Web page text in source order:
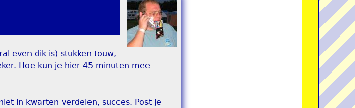
even dik is) stukken touw,
Hoe kun je hier 45 minuten mee
in kwarten verdelen, succes. Post je